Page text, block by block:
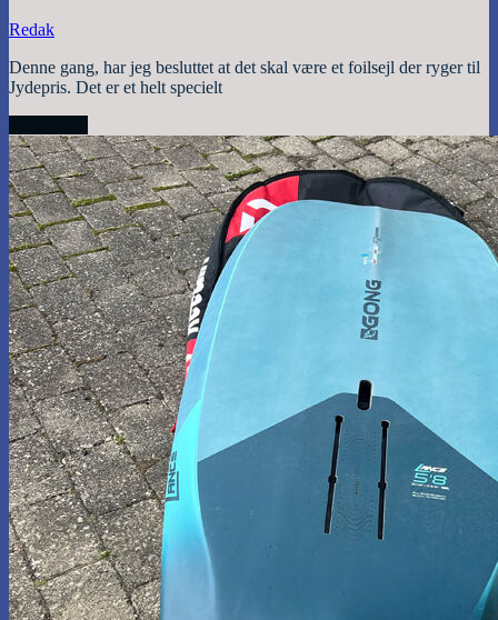
Redak
Denne gang, har jeg besluttet at det skal være et foilsejl der ryger til
Jydepris. Det er et helt specielt